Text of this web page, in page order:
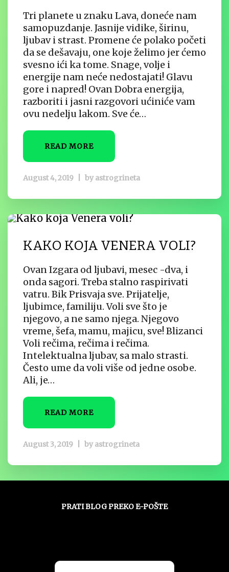
Tri planete u znaku Lava, doneće nam
samopuzdanje. Jasnije vidike, širinu,
ljubav i strast. Promene će polako početi
da se dešavaju, one koje želimo jer ćemo
svesno ići ka tome. Snage, volje i
energije nam neće nedostajati! Glavu
gore i napred! Ovan Dobra energija,
razboriti i jasni razgovori ućiniće vam
ovu nedelju lakom. Sve će…
READ MORE
August 4, 2019 by astrogrineta
KAKO KOJA VENERA VOLI?
Ovan Izgara od ljubavi, mesec -dva, i
onda sagori. Treba stalno raspirivati
vatru. Bik Prisvaja sve. Prijatelje,
ljubimce, familiju. Voli sve što je
njegovo, a ne samo njega. Njegovo
vreme, šefa, mamu, majicu, sve! Blizanci
Voli rečima, rečima i rečima.
Intelektualna ljubav, sa malo strasti.
Često ume da voli više od jedne osobe.
Ali, je…
READ MORE
August 3, 2019 by astrogrineta
PRATI BLOG PREKO E-POŠTE